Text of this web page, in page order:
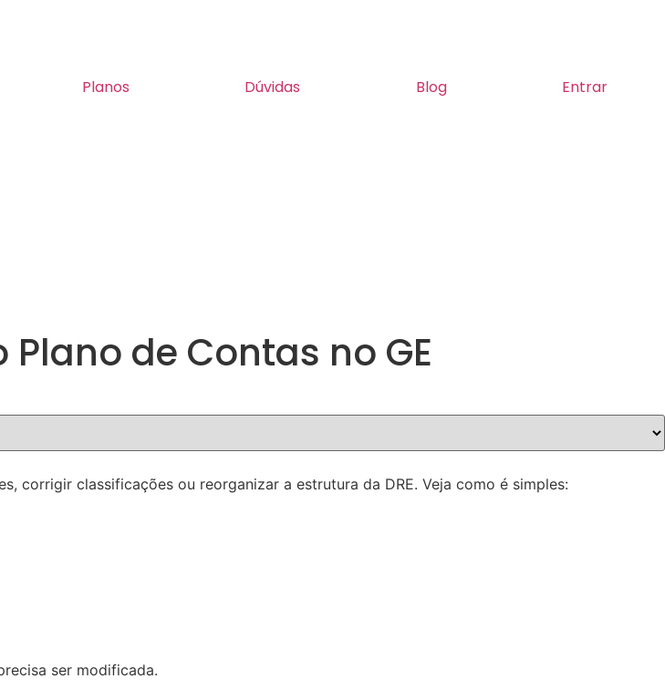
Planos Dúvidas Blog Entrar
de Contas no GE
corrigir classificações ou reorganizar a estrutura da DRE. Veja como é simples:
ser modificada.